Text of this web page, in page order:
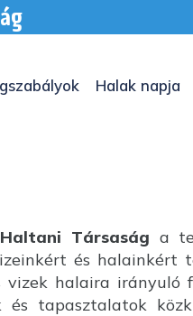
Halak napja
Társaság a
és halainkért
vizek halaira irányuló
és tapasztalatok